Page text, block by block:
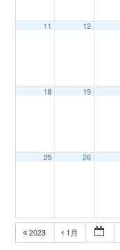
11 12
18 19
25 26
2023 1月